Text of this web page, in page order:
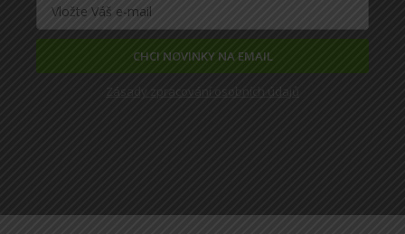
CHCI NOVINKY NA EMAIL
Zásady zpracování osobních údajů